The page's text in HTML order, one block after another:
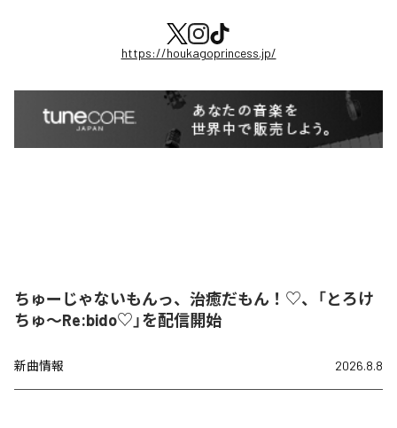
https://houkagoprincess.jp/
ちゅーじゃないもんっ、治癒だもん！♡、「とろけ
ちゅ〜Re:bido♡」を配信開始
新曲情報 2026.8.8